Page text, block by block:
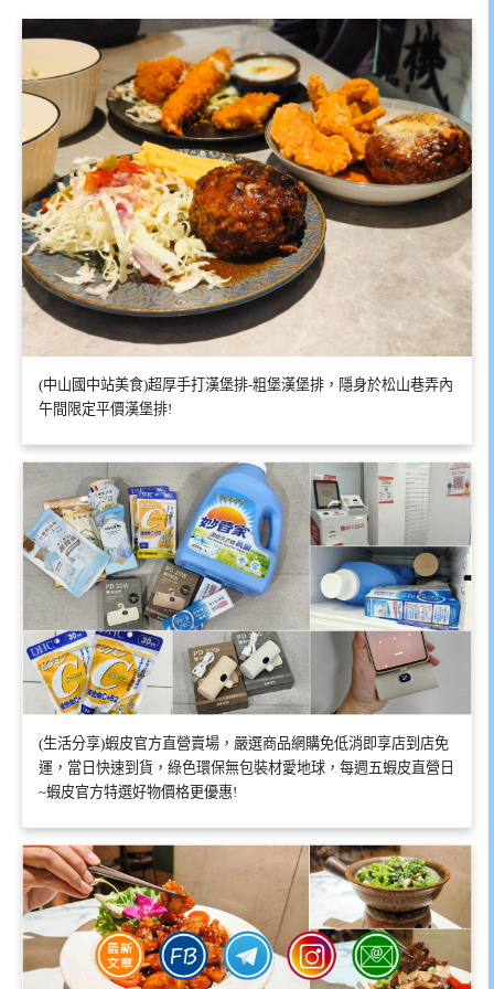
(中山國中站美食)超厚手打漢堡排-粗堡漢堡排，隱身於松山巷弄內
午間限定平價漢堡排!
(生活分享)蝦皮官方直營賣場，嚴選商品網購免低消即享店到店免
運，當日快速到貨，綠色環保無包裝材愛地球，每週五蝦皮直營日
~蝦皮官方特選好物價格更優惠!